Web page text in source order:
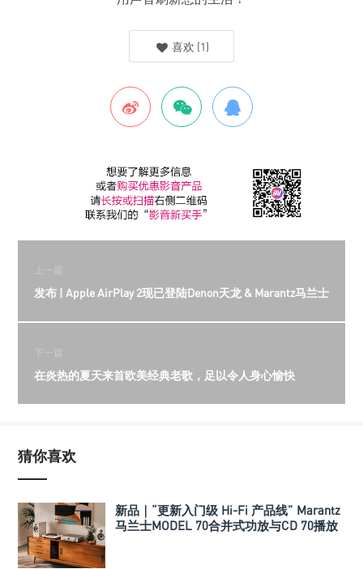
喜欢 (1)
上一篇
发布 | Apple AirPlay 2现已登陆Denon天龙 & Marantz马兰士
下一篇
在炎热的夏天来首欧美经典老歌，足以令人身心愉快
猜你喜欢
新品｜“更新入门级 Hi-Fi 产品线” Marantz
马兰士MODEL 70合并式功放与CD 70播放